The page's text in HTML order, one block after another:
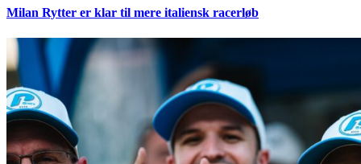
Milan Rytter er klar til mere italiensk racerløb